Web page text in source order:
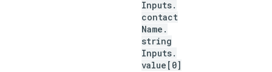
Inputs.
contact
Name .
string
Inputs.
value[0]